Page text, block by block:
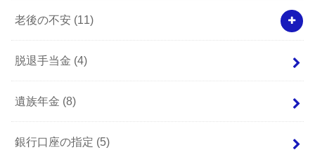
老後の不安 (11)
脱退手当金 (4)
遺族年金 (8)
銀行口座の指定 (5)